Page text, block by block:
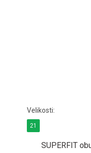
SUPERFIT
21